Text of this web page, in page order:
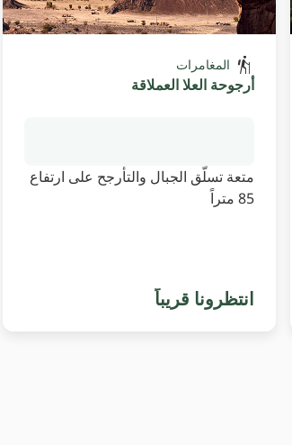
المغامرات
أرجوحة العلا العملاقة
متعة تسلّق الجبال والتأرجح على ارتفاع
85 متراً
انتظرونا قريباً